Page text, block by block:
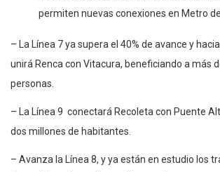
permiten nuevas conexiones en Metro
– La Línea 7 ya supera el 40% de avance y
unirá Renca con Vitacura, beneficiando a más
personas.
– La Línea 9 conectará Recoleta con Puente
dos millones de habitantes.
– Avanza la Línea 8, y ya están en estudio los